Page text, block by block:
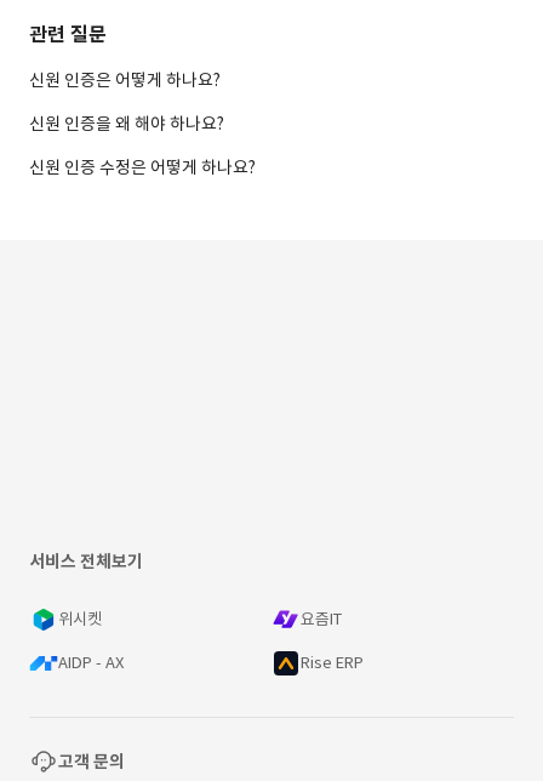
관련 질문
신원 인증은 어떻게 하나요?
신원 인증을 왜 해야 하나요?
신원 인증 수정은 어떻게 하나요?
서비스 전체보기
위시켓 요즘IT
AIDP - AX Rise ERP
고객 문의